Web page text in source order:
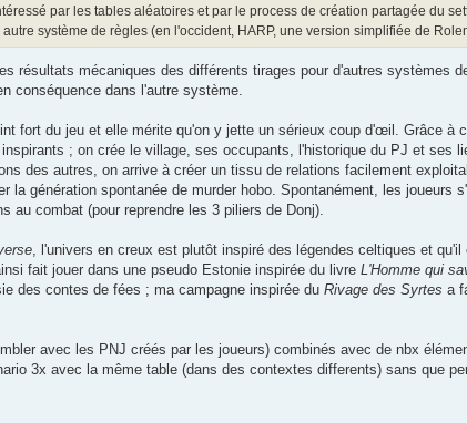
par les tables aléatoires et par le process de création partagée du
système de règles (en l'occident, HARP, une version simplifiée de
résultats mécaniques des différents tirages pour d'autres systèmes
conséquence dans l'autre système.
fort du jeu et elle mérite qu'on y jette un sérieux coup d'œil. Grâce à
; on crée le village, ses occupants, l'historique du PJ et ses
des autres, on arrive à créer un tissu de relations facilement
la génération spontanée de murder hobo. Spontanément, les joueurs
au combat (pour reprendre les 3 piliers de Donj).
, l'univers en creux est plutôt inspiré des légendes celtiques et
fait jouer dans une pseudo Estonie inspirée du livre L'Homme qui
des contes de fées ; ma campagne inspirée du Rivage des Syrtes a
avec les PNJ créés par les joueurs) combinés avec de nbx
3x avec la même table (dans des contextes differents) sans que